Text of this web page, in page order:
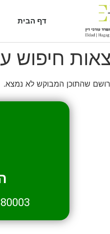
דף הבית
חיפוש
שהתוכן המבוקש לא נמצא.